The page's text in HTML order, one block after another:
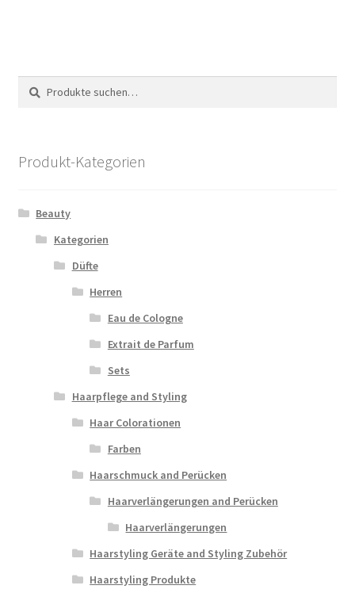
Suche
nach:
Suche
Produkt-Kategorien
Beauty
Kategorien
Düfte
Herren
Eau de Cologne
Extrait de Parfum
Sets
Haarpflege and Styling
Haar Colorationen
Farben
Haarschmuck and Perücken
Haarverlängerungen and Perücken
Haarverlängerungen
Haarstyling Geräte and Styling Zubehör
Haarstyling Produkte